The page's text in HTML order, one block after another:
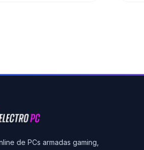
de PCs armadas gaming,